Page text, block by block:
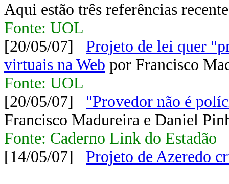
Aqui estão três referências
Fonte: UOL
[20/05/07] Projeto de lei quer
virtuais na Web por Francisco
Fonte: UOL
[20/05/07] "Provedor não é
Francisco Madureira e Daniel
Fonte: Caderno Link do Estadão
[14/05/07] Projeto de Azeredo